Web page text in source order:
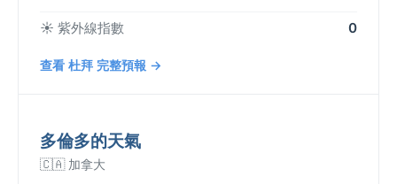
☀️ 紫外線指數 0
查看 杜拜 完整預報 →
多倫多的天氣
🇨🇦 加拿大